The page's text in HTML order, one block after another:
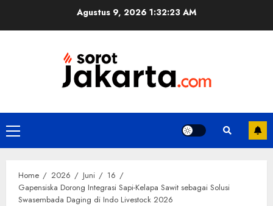
Agustus 9, 2026 1:32:24 AM
Primary
Menu
Home 2026 Juni
16
Gapensiska Dorong Integrasi Sapi-Kelapa Sawit sebagai Solusi
Swasembada Daging di Indo Livestock 2026